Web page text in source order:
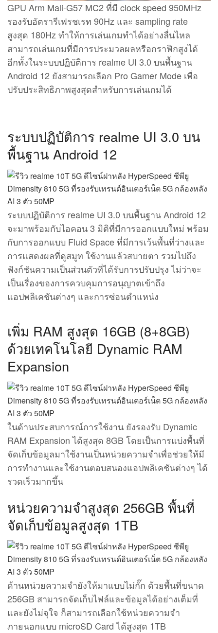
GPU Arm Mali-G57 MC2 ที่มี clock speed 950MHz
รองรับอัตรารีเฟรชเรท 90Hz และ sampling rate
สูงสุด 180Hz ทำให้การเล่นเกมทำได้อย่างลื่นไหล
สามารถเล่นเกมที่มีการประมวลผลหรือกราฟิกสูงได้
อีกทั้งในระบบปฏิบัติการ realme UI 3.0 บนพื้นฐาน
Android 12 ยังสามารถเลือก Pro Gamer Mode เพื่อ
ปรับประสิทธิภาพสูงสุดสำหรับการเล่นเกมได้
ระบบปฏิบัติการ realme UI 3.0 บน
พื้นฐาน Android 12
ระบบปฏิบัติการ realme UI 3.0 บนพื้นฐาน Android 12
จะมาพร้อมกับไอคอน 3 มิติที่มีการออกแบบใหม่ พร้อม
กับการออกแบบ Fluid Space ที่มีการเว้นพื้นที่ว่างและ
การแสดงผลที่ดูสมูท ใช้งานแล้วสบายตา รวมไปถึง
ฟังก์ชันความเป็นส่วนตัวที่ได้รับการปรับปรุง ไม่ว่าจะ
เป็นเรื่องของการควบคุมการอนุญาตเข้าถึง
แอปพลิเคชันต่างๆ และการซ่อนตำแหน่ง
เพิ่ม RAM สูงสุด 16GB (8+8GB)
ด้วยเทคโนโลยี Dynamic RAM
Expansion
ในด้านประสบการณ์การใช้งาน ยังรองรับ Dynamic
RAM Expansion ได้สูงสุด 8GB โดยเป็นการแบ่งพื้นที่
จัดเก็บข้อมูลมาใช้งานเป็นหน่วยความจำเพื่อช่วยให้มี
การทำงานและใช้งานตอบสนองแอปพลิเคชันต่างๆ ได้
รวดเร็วมากขึ้น
หน่วยความจำสูงสุด 256GB พื้นที่
จัดเก็บข้อมูลสูงสุด 1TB
ด้านหน่วยความจำยังให้มาแบบไม่กั๊ก ด้วยพื้นที่ขนาด
256GB สามารถจัดเก็บไฟล์และข้อมูลได้อย่างเต็มที่
และยังไม่จุใจ ก็สามารถเลือกใช้หน่วยความจำ
ภายนอกแบบ microSD Card ได้สูงสุด 1TB